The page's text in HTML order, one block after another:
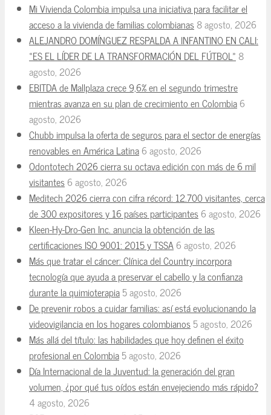
Mi Vivienda Colombia impulsa una iniciativa para facilitar el
acceso a la vivienda de familias colombianas8 agosto, 2026
ALEJANDRO DOMÍNGUEZ RESPALDA A INFANTINO EN CALI:
«ES EL LÍDER DE LA TRANSFORMACIÓN DEL FÚTBOL» 8
agosto, 2026
EBITDA de Mallplaza crece 9,6% en el segundo trimestre
mientras avanza en su plan de crecimiento en Colombia6
agosto, 2026
Chubb impulsa la oferta de seguros para el sector de energías
renovables en América Latina6 agosto, 2026
Odontotech 2026 cierra su octava edición con más de 6 mil
visitantes6 agosto, 2026
Meditech 2026 cierra con cifra récord: 12.700 visitantes, cerca
de 300 expositores y 16 países participantes6 agosto, 2026
Kleen-Hy-Dro-Gen Inc. anuncia la obtención de las
certificaciones ISO 9001: 2015 y TSSA6 agosto, 2026
Más que tratar el cáncer: Clínica del Country incorpora
tecnología que ayuda a preservar el cabello y la confianza
durante la quimioterapia5 agosto, 2026
De prevenir robos a cuidar familias: así está evolucionando la
videovigilancia en los hogares colombianos5 agosto, 2026
Más allá del título: las habilidades que hoy definen el éxito
profesional en Colombia5 agosto, 2026
Día Internacional de la Juventud: la generación del gran
volumen, ¿por qué tus oídos están envejeciendo más rápido?
4 agosto, 2026